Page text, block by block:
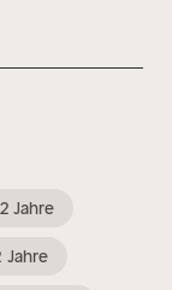
Jahre
Jahre